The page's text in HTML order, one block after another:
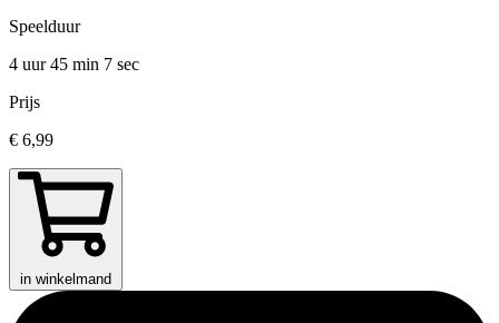
Speelduur
4 uur 45 min 7 sec
Prijs
€ 6,99
in winkelmand